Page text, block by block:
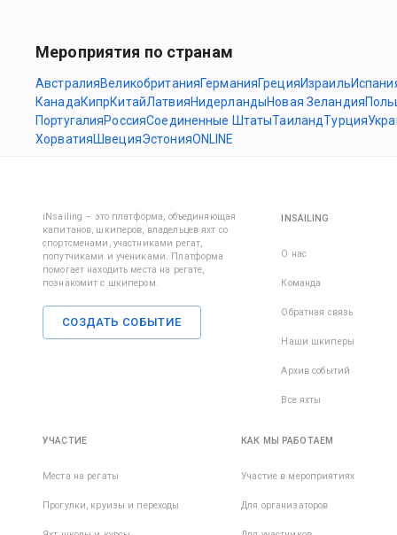
Мероприятия по странам
АвстралияВеликобританияГерманияГрецияИзраиль
КанадаКипрКитайЛатвияНидерландыНовая Зеландия
ПортугалияРоссияСоединенные ШтатыТаиландТурция
ХорватияШвецияЭстонияONLINE
iNsailing – это платформа, объединяющая
капитанов, шкиперов, владельцев яхт со
спортсменами, участниками регат,
попутчиками и учениками. Платформа
помогает находить места на регате,
познакомит с шкипером.
СОЗДАТЬ СОБЫТИЕ
INSAILING
О нас
Команда
Обратная связь
Наши шкиперы
Архив событий
Все яхты
УЧАСТИЕ
Места на регаты
Прогулки, круизы и переходы
КАК МЫ РАБОТАЕМ
Участие в мероприятиях
Для организаторов